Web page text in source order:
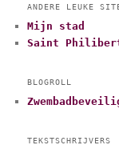
ANDERE LEUKE
Mijn stad
Saint Philibert
BLOGROLL
TEKSTSCHRIJVERS